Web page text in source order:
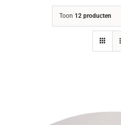
Toon 12 producten